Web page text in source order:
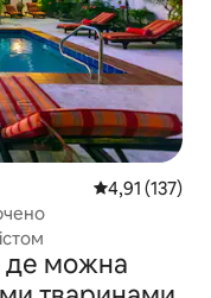
Середня
4,91 (137)
де можна